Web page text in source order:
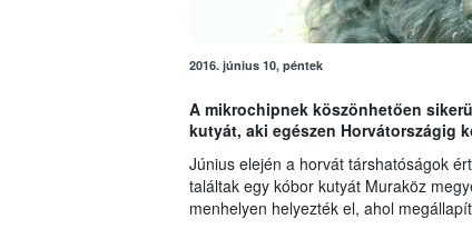
2016. június 10, péntek
A mikrochipnek köszönhetően
kutyát, aki egészen Horvátországig
Június elején a horvát társhatóságok
találtak egy kóbor kutyát Muraköz
menhelyen helyezték el, ahol